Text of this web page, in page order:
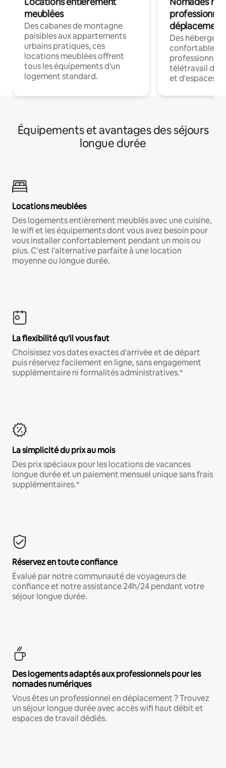
meublées
Des cabanes de montagne
paisibles aux appartements
urbains pratiques, ces
locations meublées offrent
tous les équipements d'un
logement standard.
déplacement
Des
confortables
professionnels
télétravail
et d'espaces
Équipements et avantages des séjours
longue durée
Locations meublées
Des logements entièrement meublés avec une cuisine,
le wifi et les équipements dont vous avez besoin pour
vous installer confortablement pendant un mois ou
plus. C'est l'alternative parfaite à une location
moyenne ou longue durée.
La flexibilité qu'il vous faut
Choisissez vos dates exactes d'arrivée et de départ
puis réservez facilement en ligne, sans engagement
supplémentaire ni formalités administratives.*
La simplicité du prix au mois
Des prix spéciaux pour les locations de vacances
longue durée et un paiement mensuel unique sans frais
supplémentaires.*
Réservez en toute confiance
Évalué par notre communauté de voyageurs de
confiance et notre assistance 24h/24 pendant votre
séjour longue durée.
Des logements adaptés aux professionnels pour les
nomades numériques
Vous êtes un professionnel en déplacement ? Trouvez
un séjour longue durée avec accès wifi haut débit et
espaces de travail dédiés.